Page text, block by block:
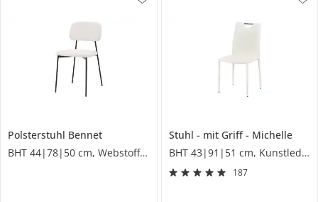
Polsterstuhl Bennet
BHT 44|78|50 cm, Webstoff fein
Stuhl mit Griff
Michelle
BHT 43|91|51 cm, Kunstleder
187